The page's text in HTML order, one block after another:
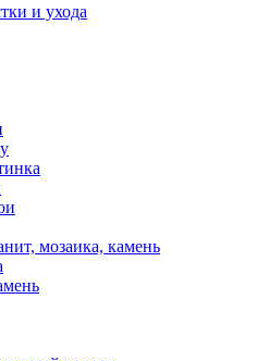
и ухода
мозаика, камень